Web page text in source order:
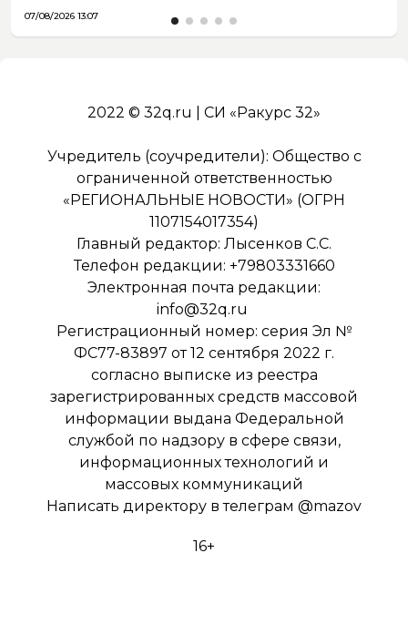
07/08/2026 13:07
2022 © 32q.ru | СИ «Ракурс 32»
Учредитель (соучредители): Общество с
ограниченной ответственностью
«РЕГИОНАЛЬНЫЕ НОВОСТИ» (ОГРН
1107154017354)
Главный редактор: Лысенков С.С.
Телефон редакции: +79803331660
Электронная почта редакции:
info@32q.ru
Регистрационный номер: серия Эл №
ФС77-83897 от 12 сентября 2022 г.
согласно выписке из реестра
зарегистрированных средств массовой
информации выдана Федеральной
службой по надзору в сфере связи,
информационных технологий и
массовых коммуникаций
Написать директору в телеграм @mazov
16+